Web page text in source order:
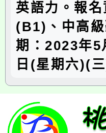
英語力。報
(B1)、中高
期：2023年
日(星期六)(